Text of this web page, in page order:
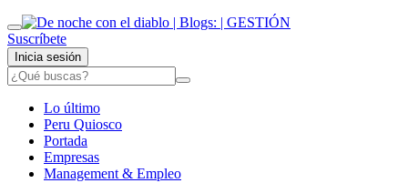
Suscríbete
Inicia sesión
Lo último
Peru Quiosco
Portada
Empresas
Management & Empleo